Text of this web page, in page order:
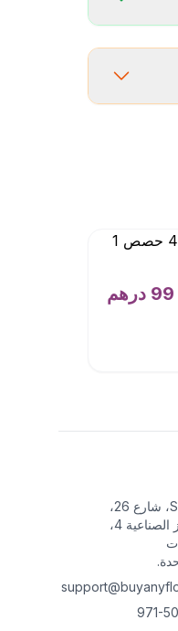
99 درهم
المستودع S4، شارع 26،
منطقة القوز الصناعية 4،